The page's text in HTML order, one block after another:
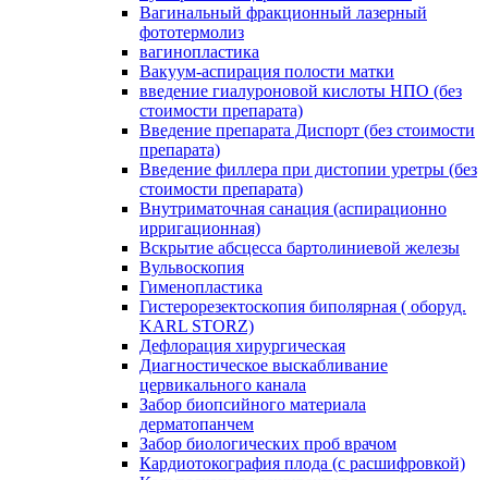
Вагинальный фракционный лазерный
фототермолиз
вагинопластика
Вакуум-аспирация полости матки
введение гиалуроновой кислоты НПО (без
стоимости препарата)
Введение препарата Диспорт (без стоимости
препарата)
Введение филлера при дистопии уретры (без
стоимости препарата)
Внутриматочная санация (аспирационно
ирригационная)
Вскрытие абсцесса бартолиниевой железы
Вульвоскопия
Гименопластика
Гистерорезектоскопия биполярная ( оборуд.
KARL STORZ)
Дефлорация хирургическая
Диагностическое выскабливание
цервикального канала
Забор биопсийного материала
дерматопанчем
Забор биологических проб врачом
Кардиотокография плода (с расшифровкой)